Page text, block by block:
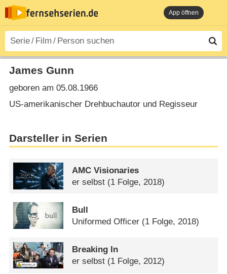
App öffnen
James Gunn
geboren am 05.08.1966
US-amerikanischer Drehbuchautor und Regisseur
Darsteller in Serien
AMC Visionaries
er selbst (1 Folge, 2018)
Bull
Uniformed Officer (1 Folge, 2018)
Breaking In
er selbst (1 Folge, 2012)